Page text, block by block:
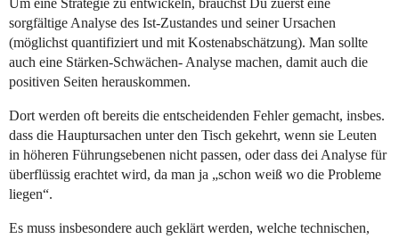
Um eine Strategie zu entwickeln, brauchst Du zuerst eine
sorgfältige Analyse des Ist-Zustandes und seiner Ursachen
(möglichst quantifiziert und mit Kostenabschätzung). Man sollte
auch eine Stärken-Schwächen- Analyse machen, damit auch die
positiven Seiten herauskommen.
Dort werden oft bereits die entscheidenden Fehler gemacht, insbes.
dass die Hauptursachen unter den Tisch gekehrt, wenn sie Leuten
in höheren Führungsebenen nicht passen, oder dass dei Analyse für
überflüssig erachtet wird, da man ja „schon weiß wo die Probleme
liegen“.
Es muss insbesondere auch geklärt werden, welche technischen,